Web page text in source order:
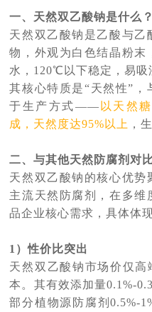
一、 天然双乙酸钠是什么 ？
天然双乙酸钠 是乙酸与乙
物，外观为白色结晶粉末
水，120℃以下稳定，易吸
其核心特质是“天然性”
于生产方式—— 以天然
成，天然度达95%以上 ，
二、与其他天然防腐剂 对
天然双乙酸钠 的核心优势
主流天然防腐剂，在多维
品企业核心需求，具体体
1）性价比突出
天然双乙酸钠市场价仅高
本。 其有效添加量0.1%-
部分植物源防腐剂0.5%-